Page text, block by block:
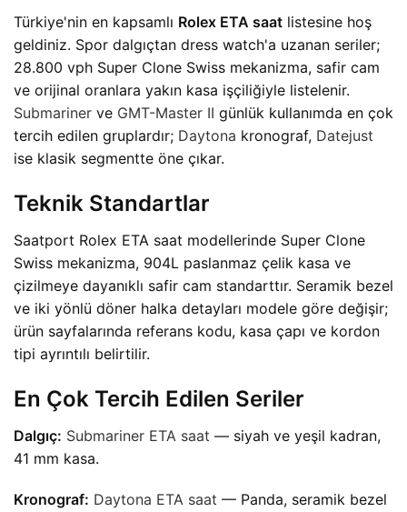
Türkiye'nin en kapsamlı Rolex ETA saat listesine hoş
geldiniz. Spor dalgıçtan dress watch'a uzanan seriler;
28.800 vph Super Clone Swiss mekanizma, safir cam
ve orijinal oranlara yakın kasa işçiliğiyle listelenir.
Submariner ve GMT-Master II günlük kullanımda en çok
tercih edilen gruplardır; Daytona kronograf, Datejust
ise klasik segmentte öne çıkar.
Teknik Standartlar
Saatport Rolex ETA saat modellerinde Super Clone
Swiss mekanizma, 904L paslanmaz çelik kasa ve
çizilmeye dayanıklı safir cam standarttır. Seramik bezel
ve iki yönlü döner halka detayları modele göre değişir;
ürün sayfalarında referans kodu, kasa çapı ve kordon
tipi ayrıntılı belirtilir.
En Çok Tercih Edilen Seriler
Dalgıç: Submariner ETA saat — siyah ve yeşil kadran,
41 mm kasa.
Kronograf: Daytona ETA saat — Panda, seramik bezel